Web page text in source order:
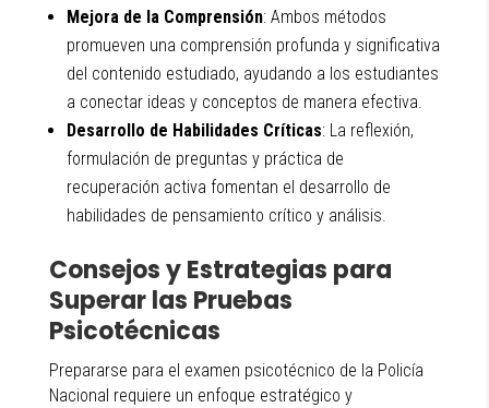
Mejora de la Comprensión: Ambos métodos
promueven una comprensión profunda y significativa
del contenido estudiado, ayudando a los estudiantes
a conectar ideas y conceptos de manera efectiva.
Desarrollo de Habilidades Críticas: La reflexión,
formulación de preguntas y práctica de
recuperación activa fomentan el desarrollo de
habilidades de pensamiento crítico y análisis.
Consejos y Estrategias para
Superar las Pruebas
Psicotécnicas
Prepararse para el examen psicotécnico de la Policía
Nacional requiere un enfoque estratégico y